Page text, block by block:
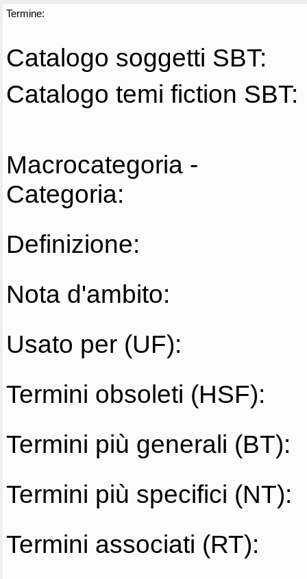
Termine:
Catalogo soggetti SBT:
Catalogo temi fiction SBT:
Macrocategoria -
Categoria:
Definizione:
Nota d'ambito:
Usato per (UF):
Termini obsoleti (HSF):
Termini più generali (BT):
Termini più specifici (NT):
Termini associati (RT):